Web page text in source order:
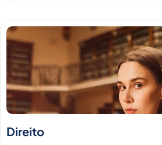
Direito